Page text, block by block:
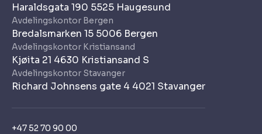
+47 52 70 90 00
Haraldsgata 190 5525 Haugesund
Avdelingskontor Bergen
Bredalsmarken 15 5006 Bergen
Avdelingskontor Kristiansand
Kjøita 21 4630 Kristiansand S
Avdelingskontor Stavanger
Richard Johnsens gate 4 4021 Stavanger